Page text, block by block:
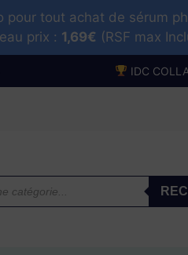
pour tout achat de sérum
prix : 1,69€ (RSF max
IDC
INCONTINENCE BÉBÉ CH. D'INHALATION